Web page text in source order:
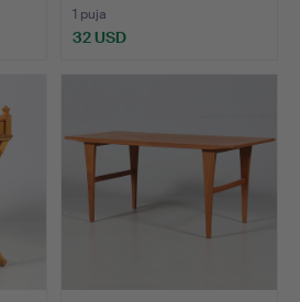
1 puja
32 USD